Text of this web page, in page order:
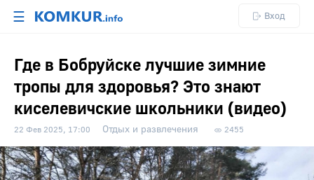
☰ Вход
Где в Бобруйске лучшие зимние
тропы для здоровья? Это знают
киселевичские школьники (видео)
22 Фев 2025, 17:00 Отдых и развлечения 2455